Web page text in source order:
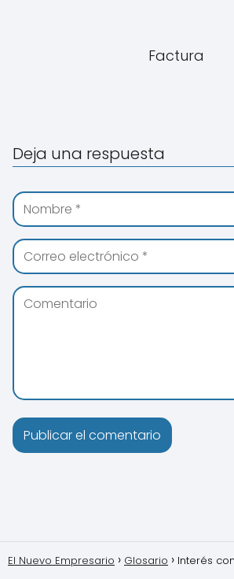
Factura
Deja una respuesta
El Nuevo Empresario Glosario Interés